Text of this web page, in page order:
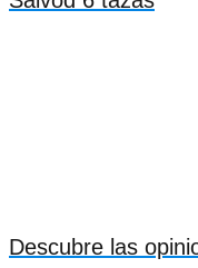
Descubre las